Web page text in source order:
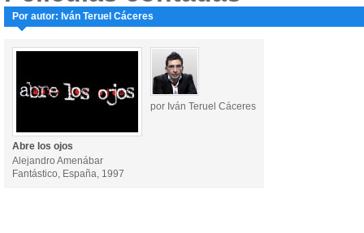
Por autor: Iván Teruel Cáceres
por Iván Teruel Cáceres
Abre los ojos
Alejandro Amenábar
Fantástico, España, 1997